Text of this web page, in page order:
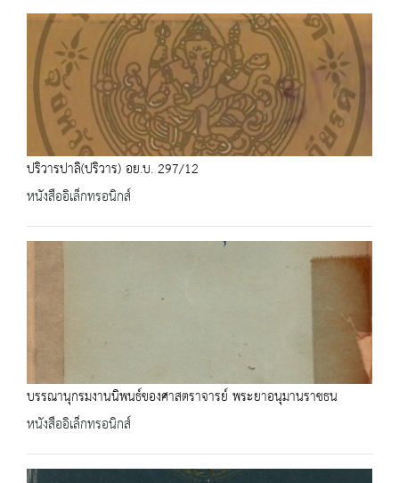
ปริวารปาลิ(ปริวาร) อย.บ. 297/12
หนังสืออิเล็กทรอนิกส์
บรรณานุกรมงานนิพนธ์ของศาสตราจารย์ พระยาอนุมานราชธน
หนังสืออิเล็กทรอนิกส์